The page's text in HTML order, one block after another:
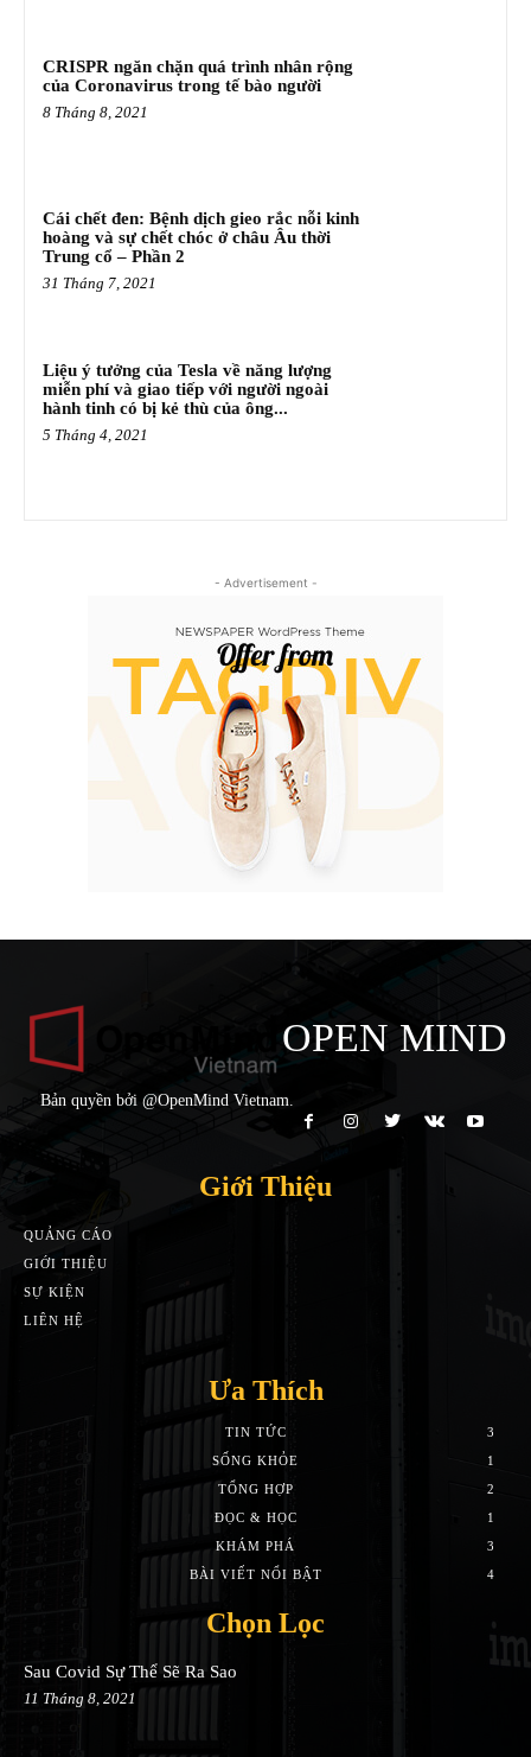
CRISPR ngăn chặn quá trình nhân rộng
của Coronavirus trong tế bào người
8 Tháng 8, 2021
Cái chết đen: Bệnh dịch gieo rắc nỗi kinh
hoàng và sự chết chóc ở châu Âu thời
Trung cổ – Phần 2
31 Tháng 7, 2021
Liệu ý tưởng của Tesla về năng lượng
miễn phí và giao tiếp với người ngoài
hành tinh có bị kẻ thù của ông...
5 Tháng 4, 2021
- Advertisement -
OPEN MIND
Bản quyền bởi @OpenMind Vietnam.
Giới Thiệu
QUẢNG CÁO
GIỚI THIỆU
SỰ KIỆN
LIÊN HỆ
Ưa Thích
TIN TỨC
3
SỐNG KHỎE
1
TỔNG HỢP
2
ĐỌC & HỌC
1
KHÁM PHÁ
3
BÀI VIẾT NỔI BẬT
4
Chọn Lọc
Sau Covid Sự Thể Sẽ Ra Sao
11 Tháng 8, 2021